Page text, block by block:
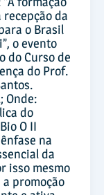
recepção da
o Brasil
o evento
do Curso de
do Prof.
Onde:
do
O II
na
da
isso mesmo
promoção